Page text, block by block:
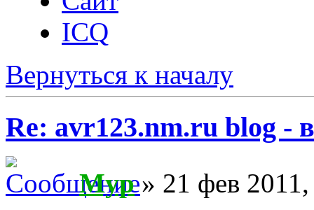
ICQ
Вернуться к началу
Re: avr123.nm.ru blog -
Myp» 21 фев